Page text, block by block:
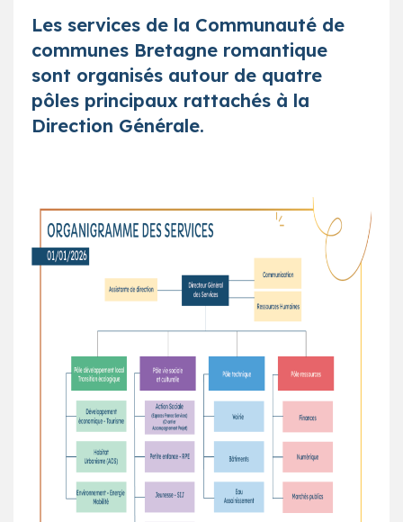
Les services de la Communauté de
communes Bretagne romantique
sont organisés autour de quatre
pôles principaux rattachés à la
Direction Générale.